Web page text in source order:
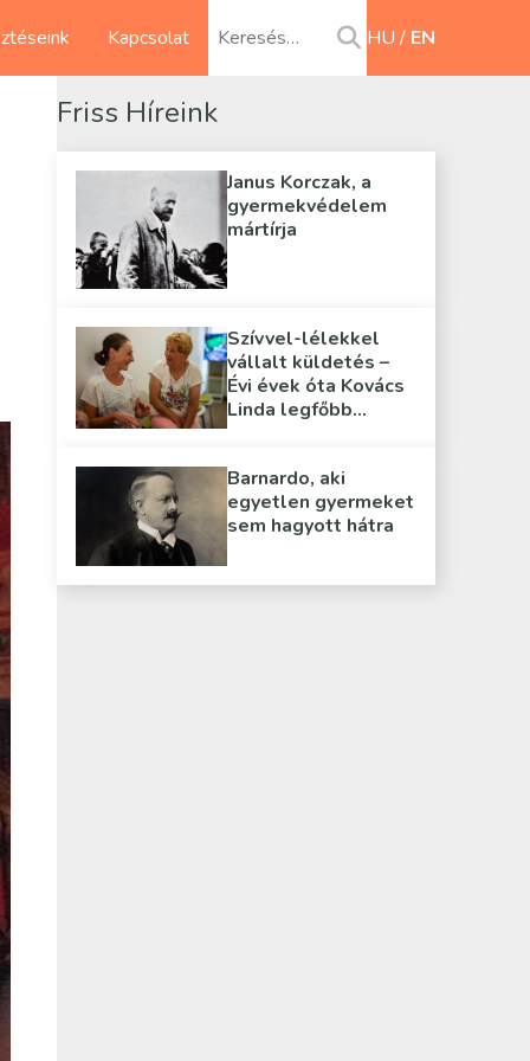
Kapcsolat HU EN
Friss Híreink
Janus Korczak, a
gyermekvédelem
mártírja
Szívvel-lélekkel
vállalt küldetés –
Évi évek óta Kovács
Linda legfőbb
Barnardo, aki
egyetlen gyermeket
sem hagyott hátra